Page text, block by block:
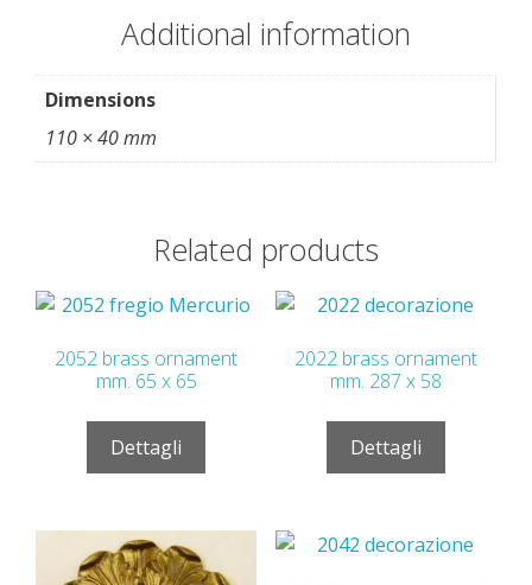
Additional information
Dimensions
110 × 40 mm
Related products
2052 brass ornament
mm. 65 x 65
Dettagli
2022 brass ornament
mm. 287 x 58
Dettagli